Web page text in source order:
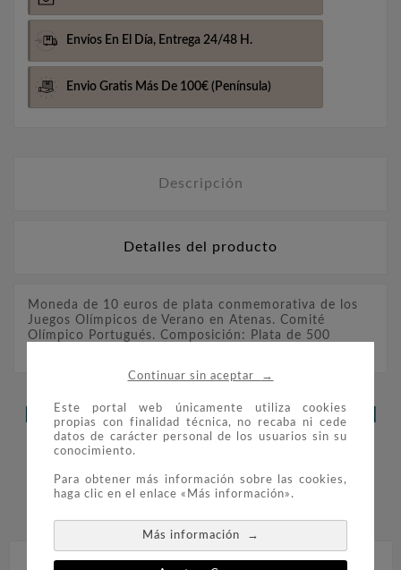
Continuar sin aceptar →
Este portal web únicamente utiliza cookies
propias con finalidad técnica, no recaba ni cede
datos de carácter personal de los usuarios sin su
conocimiento.
Para obtener más información sobre las cookies,
haga clic en el enlace «Más información».
Más información →
Envíos En El Día, Entrega 24/48 H.
Envio Gratis Más De 100€ (Península)
Descripción
Detalles del producto
Moneda de 10 euros de plata conmemorativa de los
Juegos Olímpicos de Verano en Atenas. Comité
Olímpico Portugués. Composición: Plata de 500
LOS CLIENTES QUE ADQUIRIERON
ESTE PRODUCTO TAMBIÉN
COMPRARON: